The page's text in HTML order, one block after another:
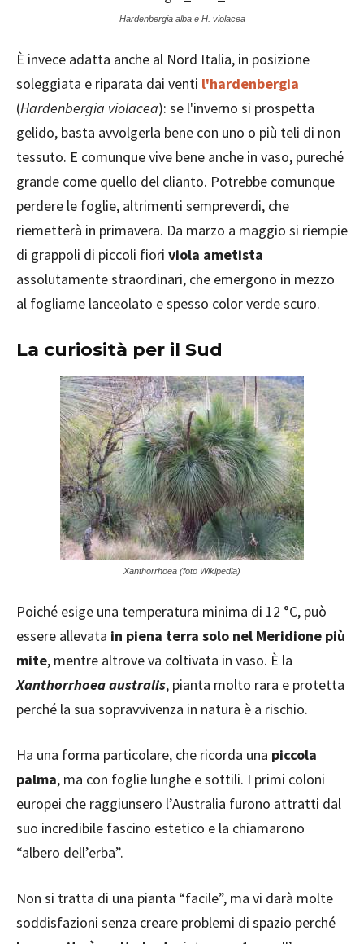
Hardenbergia alba e H. violacea
È invece adatta anche al Nord Italia, in posizione
soleggiata e riparata dai venti l'hardenbergia
(Hardenbergia violacea): se l'inverno si prospetta
gelido, basta avvolgerla bene con uno o più teli di non
tessuto. E comunque vive bene anche in vaso, pureché
grande come quello del clianto. Potrebbe comunque
perdere le foglie, altrimenti sempreverdi, che
riemetterà in primavera. Da marzo a maggio si riempie
di grappoli di piccoli fiori viola ametista
assolutamente straordinari, che emergono in mezzo
al fogliame lanceolato e spesso color verde scuro.
La curiosità per il Sud
Xanthorrhoea (foto Wikipedia)
Poiché esige una temperatura minima di 12 °C, può
essere allevata in piena terra solo nel Meridione più
mite, mentre altrove va coltivata in vaso. È la
Xanthorrhoea australis, pianta molto rara e protetta
perché la sua sopravvivenza in natura è a rischio.
Ha una forma particolare, che ricorda una piccola
palma, ma con foglie lunghe e sottili. I primi coloni
europei che raggiunsero l’Australia furono attratti dal
suo incredibile fascino estetico e la chiamarono
“albero dell’erba”.
Non si tratta di una pianta “facile”, ma vi darà molte
soddisfazioni senza creare problemi di spazio perché